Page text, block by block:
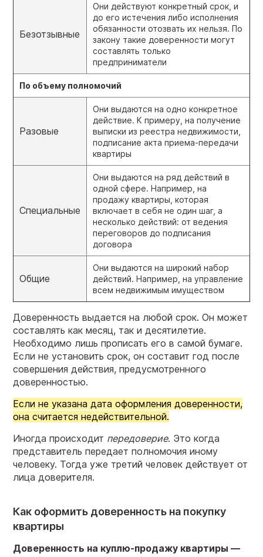
Безотзывные
Они действуют конкретный срок, и
до его истечения либо исполнения
обязанности отозвать их нельзя. По
закону такие доверенности могут
составлять только
предприниматели
По объему полномочий
Разовые
Они выдаются на одно конкретное
действие. К примеру, на получение
выписки из реестра недвижимости,
подписание акта приема-передачи
квартиры
Специальные
Они выдаются на ряд действий в
одной сфере. Например, на
продажу квартиры, которая
включает в себя не один шаг, а
несколько действий: от ведения
переговоров до подписания
договора
Общие
Они выдаются на широкий набор
действий. Например, на управление
всем недвижимым имуществом
Доверенность выдается на любой срок. Он может
составлять как месяц, так и десятилетие.
Необходимо лишь прописать его в самой бумаге.
Если не установить срок, он составит год после
совершения действия, предусмотренного
доверенностью.
Если не указана дата оформления доверенности,
она считается недействительной.
Иногда происходит передоверие. Это когда
представитель передает полномочия иному
человеку. Тогда уже третий человек действует от
лица доверителя.
Как оформить доверенность на покупку
квартиры
Доверенность на куплю-продажу квартиры —